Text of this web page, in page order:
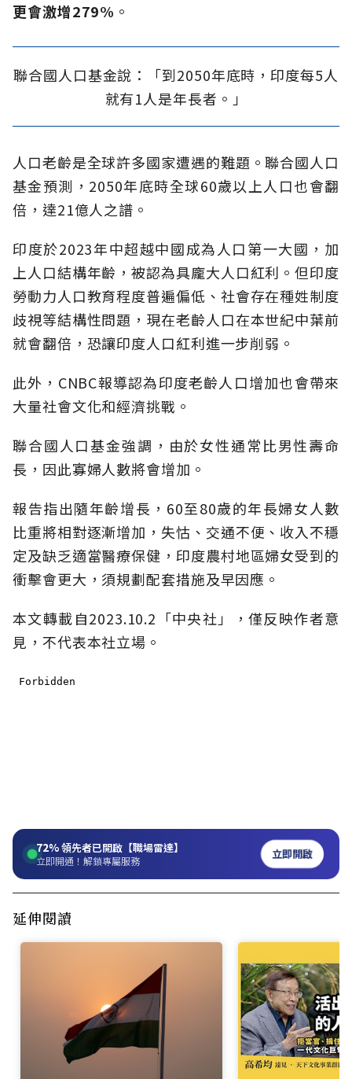
更會激增279% 。
聯合國人口基金說：「到2050年底時，印度每5人
就有1人是年長者。」
人口老齡是全球許多國家遭遇的難題。聯合國人口
基金預測，2050年底時全球60歲以上人口也會翻
倍，達21億人之譜。
印度於2023年中超越中國成為人口第一大國，加
上人口結構年齡，被認為具龐大人口紅利。但印度
勞動力人口教育程度普遍偏低、社會存在種姓制度
歧視等結構性問題，現在老齡人口在本世紀中葉前
就會翻倍，恐讓印度人口紅利進一步削弱。
此外，CNBC報導認為印度老齡人口增加也會帶來
大量社會文化和經濟挑戰。
聯合國人口基金強調，由於女性通常比男性壽命
長，因此寡婦人數將會增加。
報告指出隨年齡增長，60至80歲的年長婦女人數
比重將相對逐漸增加，失怙、交通不便、收入不穩
定及缺乏適當醫療保健，印度農村地區婦女受到的
衝擊會更大，須規劃配套措施及早因應。
本文轉載自2023.10.2 「中央社」
，僅反映作者意
見，不代表本社立場。
72%領先者已開啟【職場雷達】
立即開通！解鎖專屬服務 立即開啟
延伸閱讀